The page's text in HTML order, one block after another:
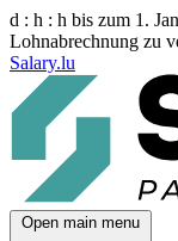
d : h : h bis zum 1.
Lohnabrechnung zu
Salary.lu
Open main menu